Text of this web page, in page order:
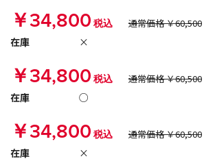
￥34,800税込 通常価格 ￥60,500
在庫
×
￥34,800税込 通常価格 ￥60,500
在庫
○
￥34,800税込 通常価格 ￥60,500
在庫
×